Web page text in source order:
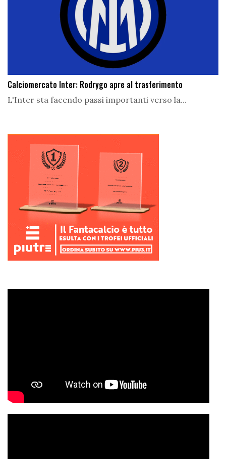
Calciomercato Inter: Rodrygo apre al trasferimento
L'Inter sta facendo passi importanti verso la...